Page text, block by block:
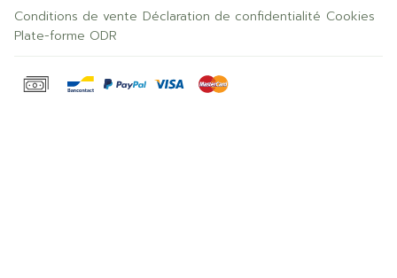
Conditions de vente Déclaration de confidentialité Cookies
Plate-forme ODR